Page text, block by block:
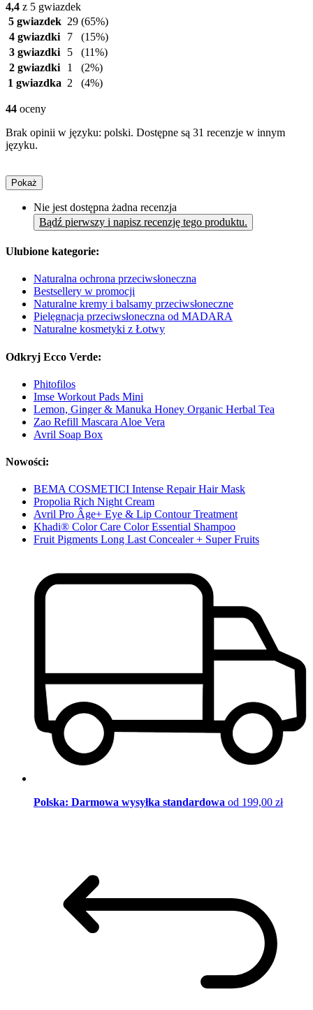
4,4 z 5 gwiazdek
5 gwiazdek 29 (65%)
4 gwiazdki
7
(15%)
3 gwiazdki
5
(11%)
2 gwiazdki
1
(2%)
1 gwiazdka 2 (4%)
44 oceny
Brak opinii w języku: polski. Dostępne są 31 recenzje w innym
języku.
Pokaż
Nie jest dostępna żadna recenzja
Bądź pierwszy i napisz recenzję tego produktu.
Ulubione kategorie:
Naturalna ochrona przeciwsłoneczna
Bestsellery w promocji
Naturalne kremy i balsamy przeciwsłoneczne
Pielęgnacja przeciwsłoneczna od MADARA
Naturalne kosmetyki z Łotwy
Odkryj Ecco Verde:
Phitofilos
Imse Workout Pads Mini
Lemon, Ginger & Manuka Honey Organic Herbal Tea
Zao Refill Mascara Aloe Vera
Avril Soap Box
Nowości:
BEMA COSMETICI Intense Repair Hair Mask
Propolia Rich Night Cream
Avril Pro Âge+ Eye & Lip Contour Treatment
Khadi® Color Care Color Essential Shampoo
Fruit Pigments Long Last Concealer + Super Fruits
Polska: Darmowa wysyłka standardowa od 199,00 zł